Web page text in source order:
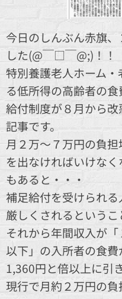
今日のしんぶん赤旗
した(@￣□￣@;)！！
特別養護老人ホーム
る低所得の高齢者の
給付制度が８月から
記事です。
月２万～７万円の負
を出なければいけな
もあると・・・💦
補足給付を受けられる
厳しくされるというこ
それから年間収入が
以下」の入所者の食
1,360円と倍以上に引
現行で月約２万円の